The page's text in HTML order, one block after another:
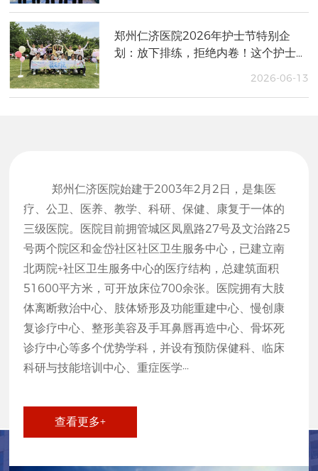
郑州仁济医院2026年护士节特别企
划：放下排练，拒绝内卷！这个护士节
2026-06-13
郑州仁济医院始建于2003年2月2日，是集医
疗、公卫、医养、教学、科研、保健、康复于一体的
三级医院。医院目前拥管城区凤凰路27号及文治路25
号两个院区和金岱社区社区卫生服务中心，已建立南
北两院+社区卫生服务中心的医疗结构，总建筑面积
51600平方米，可开放床位700余张。医院拥有大肢
体离断救治中心、肢体矫形及功能重建中心、慢创康
复诊疗中心、整形美容及手耳鼻唇再造中心、骨坏死
诊疗中心等多个优势学科，并设有预防保健科、临床
科研与技能培训中心、重症医学···
查看更多+